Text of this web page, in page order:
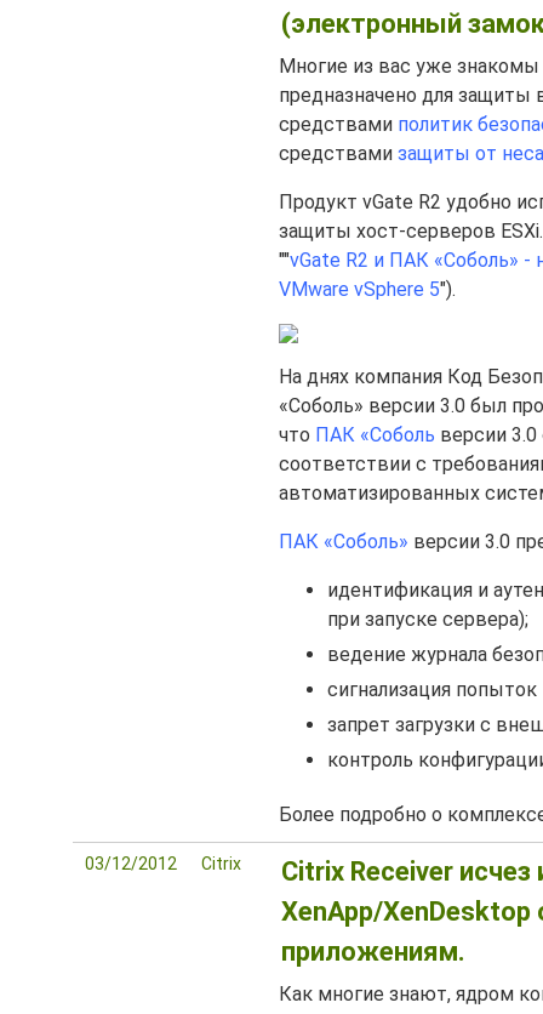
(электронный
Многие из вас уже
предназначено для защиты
средствами политик
средствами защиты от
Продукт vGate R2 удобно
защиты хост-серверов
""vGate R2 и ПАК «Соболь» -
VMware vSphere 5").
На днях компания Код
«Соболь» версии 3.0 был
что ПАК «Соболь версии
соответствии с
автоматизированных
ПАК «Соболь» версии 3.0
идентификация и
при запуске сервера);
ведение журнала
сигнализация
запрет загрузки с
контроль
Более подробно о
03/12/2012 Citrix
Citrix Receiver
XenApp/
приложениям.
Как многие знают, ядром